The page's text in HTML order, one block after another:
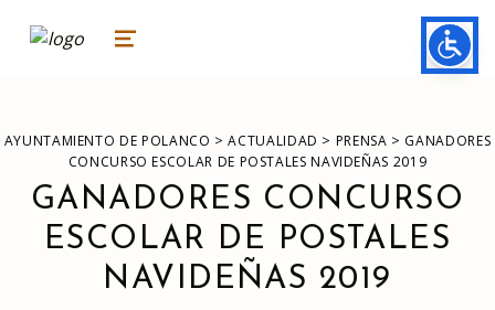
ayuntamiento de polanco
AYUNTAMIENTO DE POLANCO MENU
AYUNTAMIENTO DE POLANCO >ACTUALIDAD > PRENSA > GANADORES
CONCURSO ESCOLAR DE POSTALES NAVIDEÑAS 2019
GANADORES CONCURSO
ESCOLAR DE POSTALES
NAVIDEÑAS 2019